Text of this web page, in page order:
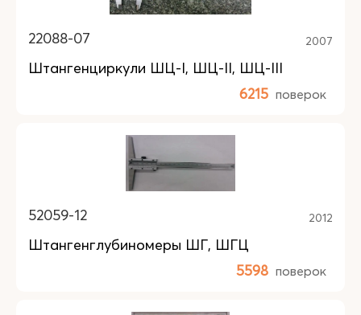
22088-07 2007
Штангенциркули ШЦ-I, ШЦ-II, ШЦ-III
6215 поверок
52059-12 2012
Штангенглубиномеры ШГ, ШГЦ
5598 поверок